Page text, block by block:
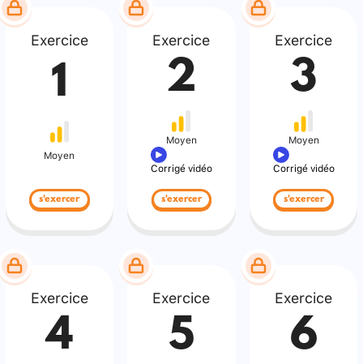
Exercice
1
Moyen
s'exercer
Exercice
2
Moyen
Corrigé vidéo
s'exercer
Exercice
3
Moyen
Corrigé vidéo
s'exercer
Exercice
4
Exercice
5
Exercice
6